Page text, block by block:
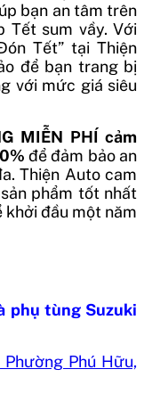
bạn an tâm trên
Tết sum vầy. Với
Tết” tại Thiện
để bạn trang bị
với mức giá siêu
MIỄN PHÍ cảm
để đảm bảo an
Thiện Auto cam
phẩm tốt nhất
khởi đầu một năm
phụ tùng Suzuki
Phú Hữu,